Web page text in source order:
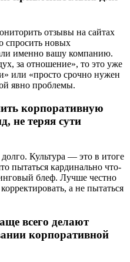
отзывы на сайтах
спросить новых
именно вашу компанию.
за отношение», то это уже
или «просто срочно нужен
явно проблемы.
корпоративную
не теряя сути
Культура — это в итоге
пытаться кардинально что-
блеф. Лучше честно
а не пытаться
всего делают
корпоративной